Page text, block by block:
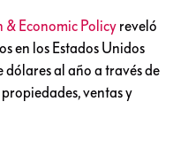
& Economic Policy reveló
en los Estados Unidos
al año a través de
ventas y